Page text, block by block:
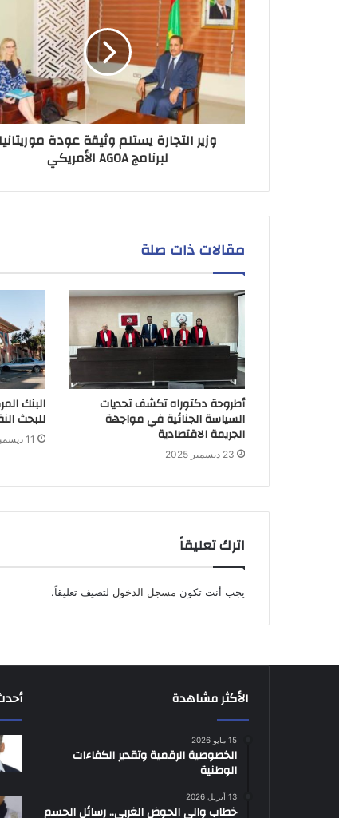
وزير التجارة يستلم وثيقة عودة موريتانيا
لبرنامج AGOA الأمريكي
مقالات ذات صلة
أطروحة دكتوراه تكشف تحديات
السياسة الجنائية في مواجهة
الجريمة الاقتصادية
23 ديسمبر 2025
البنك
للبحث
11 ديسمبر 2025
اترك تعليقاً
يجب أنت تكون مسجل الدخول لتضيف تعليقاً.
الأكثر مشاهدة
15 مايو 2026
الخصوصية الرقمية وتقدير الكفاءات
الوطنية
13 أبريل 2026
خطاب والي الحوض الغربي.. رسائل الحسم